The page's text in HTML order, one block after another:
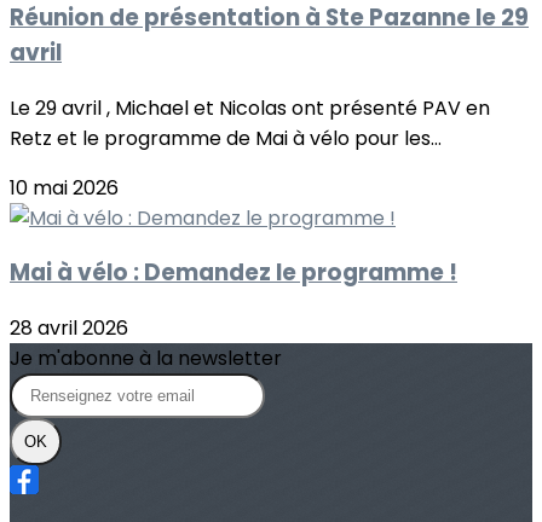
Réunion de présentation à Ste Pazanne le 29
avril
Le 29 avril , Michael et Nicolas ont présenté PAV en
Retz et le programme de Mai à vélo pour les...
10 mai 2026
Mai à vélo : Demandez le programme !
28 avril 2026
Je m'abonne à la newsletter
OK